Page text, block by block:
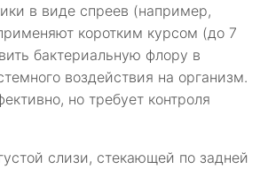
в виде спреев (например,
коротким курсом (до 7
бактериальную флору в
воздействия на организм.
но требует контроля
слизи, стекающей по задней